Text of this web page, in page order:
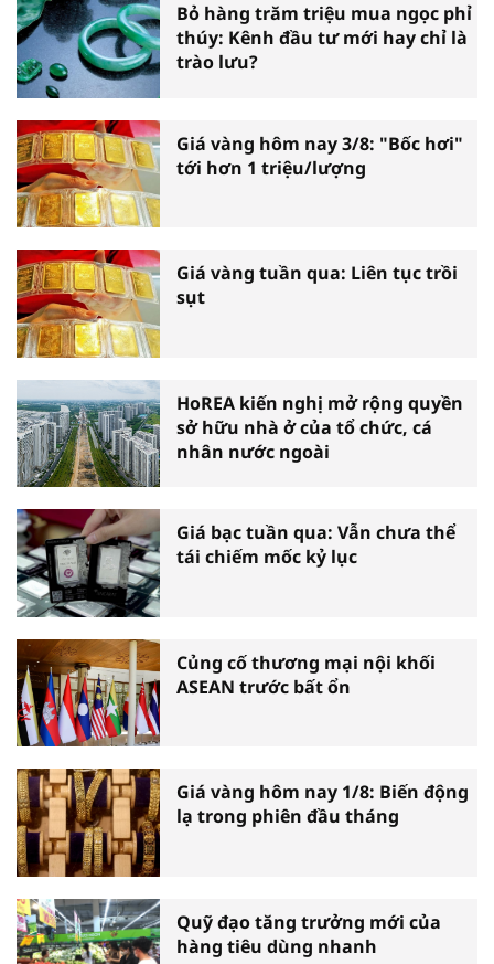
Bỏ hàng trăm triệu mua ngọc phỉ
thúy: Kênh đầu tư mới hay chỉ là
trào lưu?
Giá vàng hôm nay 3/8: "Bốc hơi"
tới hơn 1 triệu/lượng
Giá vàng tuần qua: Liên tục trồi
sụt
HoREA kiến nghị mở rộng quyền
sở hữu nhà ở của tổ chức, cá
nhân nước ngoài
Giá bạc tuần qua: Vẫn chưa thể
tái chiếm mốc kỷ lục
Củng cố thương mại nội khối
ASEAN trước bất ổn
Giá vàng hôm nay 1/8: Biến động
lạ trong phiên đầu tháng
Quỹ đạo tăng trưởng mới của
hàng tiêu dùng nhanh